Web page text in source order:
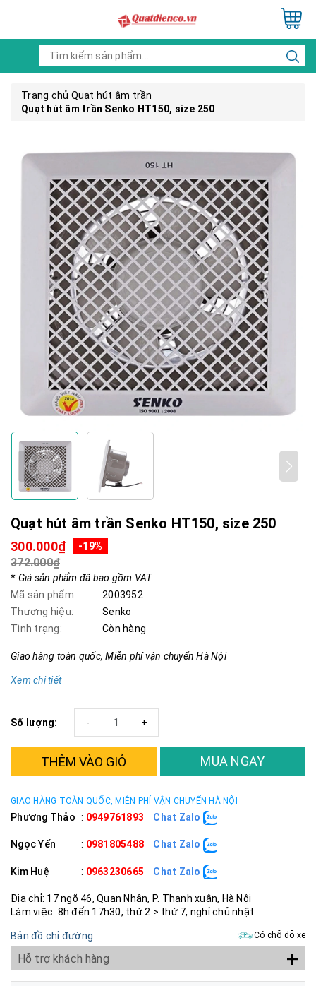
Trang chủ Quạt hút âm trần
Quạt hút âm trần Senko HT150, size 250
Quạt hút âm trần Senko HT150, size 250
300.000₫ -19%
372.000₫
* Giá sản phẩm đã bao gồm VAT
Mã sản phẩm:
2003952
Thương hiệu:
Senko
Tình trạng:
Còn hàng
Giao hàng toàn quốc, Miễn phí vận chuyển Hà Nội
Xem chi tiết
Số lượng: +
-
THÊM VÀO GIỎ MUA NGAY
GIAO HÀNG TOÀN QUỐC, MIỄN PHÍ VẬN CHUYỂN HÀ NỘI
Phương Thảo : 0949761893 Chat Zalo
Ngọc Yến : 0981805488 Chat Zalo
Kim Huệ : 0963230665 Chat Zalo
Địa chỉ: 17 ngõ 46, Quan Nhân, P. Thanh xuân, Hà Nội
Làm việc: 8h đến 17h30, thứ 2 > thứ 7, nghỉ chủ nhật
Bản đồ chỉ đường Có chỗ đỗ xe
Hỗ trợ khách hàng +